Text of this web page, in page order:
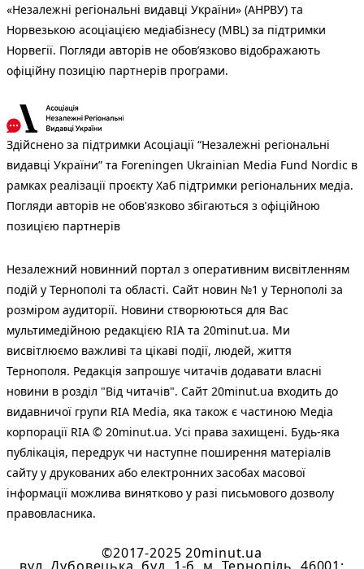
«Незалежні регіональні видавці України» (АНРВУ) та
Норвезькою асоціацією медіабізнесу (MBL) за підтримки
Норвегії. Погляди авторів не обов’язково відображають
офіційну позицію партнерів програми.
Здійснено за підтримки Асоціації “Незалежні регіональні
видавці України” та Foreningen Ukrainian Media Fund Nordic в
рамках реалізації проєкту Хаб підтримки регіональних медіа.
Погляди авторів не обов'язково збігаються з офіційною
позицією партнерів
Незалежний новинний портал з оперативним висвітленням
подій у Тернополі та області. Сайт новин №1 у Тернополі за
розміром аудиторії. Новини створюються для Вас
мультимедійною редакцією RIA та 20minut.ua. Ми
висвітлюємо важливі та цікаві події, людей, життя
Тернополя. Редакція запрошує читачів додавати власні
новини в розділ "Від читачів". Сайт 20minut.ua входить до
видавничої групи RIA Media, яка також є частиною Медіа
корпорації RIA © 20minut.ua. Усі права захищені. Будь-яка
публiкацiя, передрук чи наступне поширення матеріалів
сайту у друкованих або електронних засобах масової
інформації можлива винятково у разі письмового дозволу
правовласника.
©2017-2025 20minut.ua